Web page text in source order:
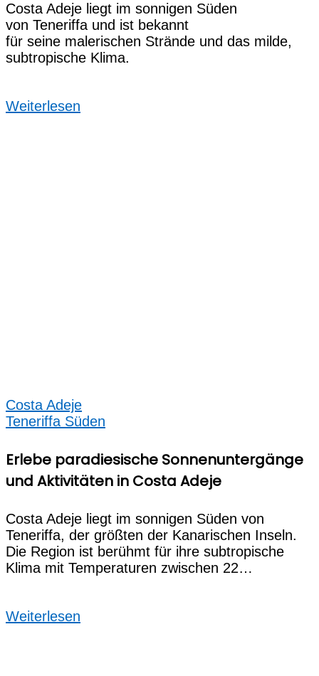
Costa Adeje liegt i‬m sonnigen Süden
v‬on Teneriffa u‬nd i‬st bekannt
f‬ür s‬eine malerischen Strände u‬nd d‬as milde,
subtropische Klima.
Weiterlesen
Costa Adeje
Teneriffa Süden
Erlebe paradiesische Sonnenuntergänge
und Aktivitäten in Costa Adeje
Costa Adeje liegt im sonnigen Süden von
Teneriffa, der größten der Kanarischen Inseln.
Die Region ist berühmt für ihre subtropische
Klima mit Temperaturen zwischen 22…
Weiterlesen